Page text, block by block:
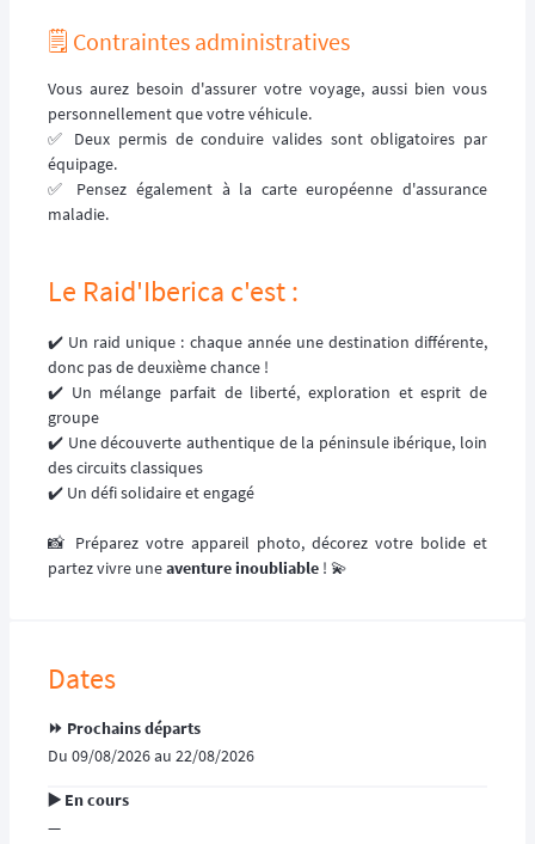
🗒️ Contraintes administratives
Vous aurez besoin d'assurer votre voyage, aussi bien vous
personnellement que votre véhicule.
✅ Deux permis de conduire valides sont obligatoires par
équipage.
✅ Pensez également à la carte européenne d'assurance
maladie.
Le Raid'Iberica c'est :
✔️ Un raid unique : chaque année une destination différente,
donc pas de deuxième chance !
✔️ Un mélange parfait de liberté, exploration et esprit de
groupe
✔️ Une découverte authentique de la péninsule ibérique, loin
des circuits classiques
✔️ Un défi solidaire et engagé
📸 Préparez votre appareil photo, décorez votre bolide et
partez vivre uneaventure inoubliable ! 💫
Dates
⏩️ Prochains départs
Du 09/08/2026 au 22/08/2026
▶️ En cours
—